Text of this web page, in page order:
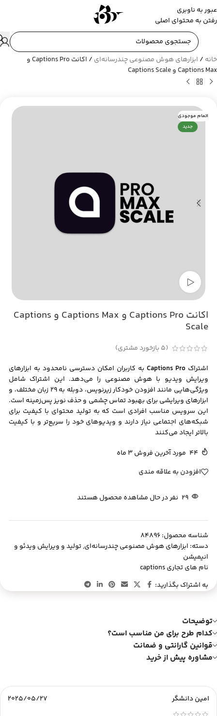
عبور به ناوبری
رفتن به محتوای اصلی
خانه / ابزارهای هوش مصنوعی چندرسانه‌ای /
اکانت Captions Pro و
Captions Max و Captions Scale
اتمام موجودی
جدید
تماشای ویدئو
اکانت Captions Pro و Captions Max و Captions
Scale
(
5 بازخورد مشتری)
اشتراک Captions Pro به کاربران امکان دسترسی نامحدود به ابزارهای
ویرایش ویدیو با هوش مصنوعی را می‌دهد. این اشتراک شامل
ویژگی‌هایی مانند افزودن خودکار زیرنویس، دوبله به ۲۹ زبان مختلف، و
ابزارهای ویرایشی برای بهبود تماس چشمی و حذف نویز پس‌زمینه است.
این سرویس مناسب افرادی است که به تولید محتوای با کیفیت برای
شبکه‌های اجتماعی نیاز دارند و ویدیوهای خود را سریع‌تر و با کیفیت
بالاتر ایجاد می‌کنند​
44 مورد آخرین فروش 3 ماه
افزودن به علاقه مندی
29 نفر در حال مشاهده محصول هستند
شناسه محصول:84896
دسته: ابزارهای هوش مصنوعی چندرسانه‌ای,تولید و ویرایش ویدئو و
انیمیشن
نام های تجاریcaptions
به اشتراک بگذارید:
توضیحات
کدام طرح برای من مناسب است؟
قوانین گارانتی و ضمانت
مشاوره پیش از خرید
امین دانشگر 2025/05/27